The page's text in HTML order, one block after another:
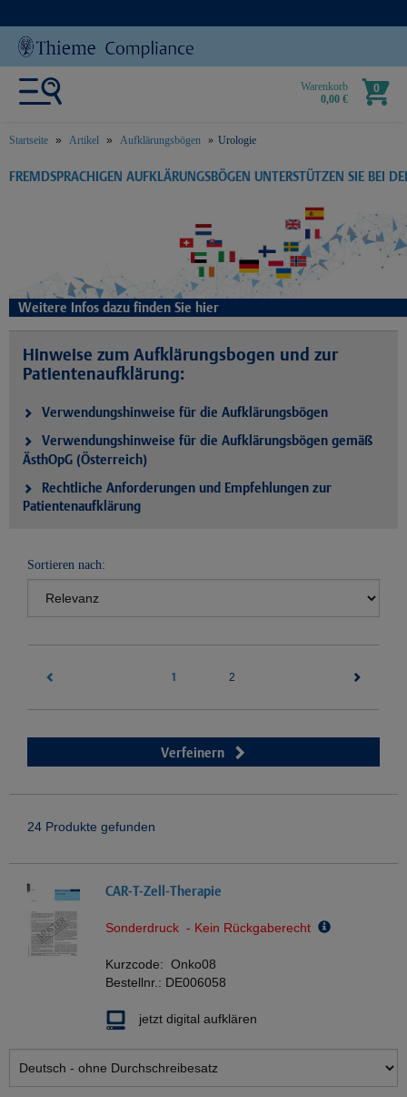
Warenkorb
0,00 €
0
Startseite Artikel Aufklärungsbögen Urologie
text.skipToContent
text.skipToNavigation
FREMDSPRACHIGEN AUFKLÄRUNGSBÖGEN UNTERSTÜTZEN SIE BEI
Weitere Infos dazu finden Sie hier
Hinweise zum Aufklärungsbogen und zur
Patientenaufklärung:
Verwendungshinweise für die Aufklärungsbögen
Verwendungshinweise für die Aufklärungsbögen gemäß
ÄsthOpG (Österreich)
Rechtliche Anforderungen und Empfehlungen zur
Patientenaufklärung
Sortieren nach:
1 2(current)
Verfeinern
24 Produkte gefunden
CAR-T-Zell-Therapie
Sonderdruck - Kein Rückgaberecht
Kurzcode: Onko08
Bestellnr.: DE006058
jetzt digital aufklären